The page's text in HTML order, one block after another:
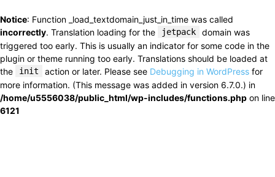
Notice: Function _load_textdomain_just_in_time was called
incorrectly. Translation loading for the jetpack
domain was
triggered too early. This is usually an indicator for some code in the
plugin or theme running too early. Translations should be loaded at
the
init action or later. Please see Debugging in WordPress for
more information. (This message was added in version 6.7.0.) in
/home/u5556038/public_html/wp-includes/functions.php on line
6121